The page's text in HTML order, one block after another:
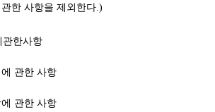
한 사항을 제외한다.)
관한사항
관한 사항
관한 사항